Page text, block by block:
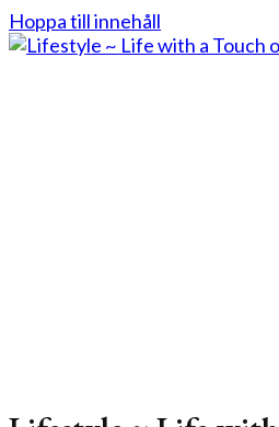
Hoppa till innehåll